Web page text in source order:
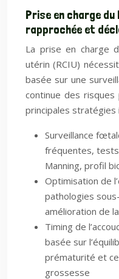
Prise en charge du
rapprochée et
La prise en charge
utérin (RCIU)
basée sur une
continue des
principales stratégies
Surveillance
fréquentes,
Manning, profil
Optimisation de
pathologies
amélioration de
Timing de
basée sur
prématurité et
grossesse